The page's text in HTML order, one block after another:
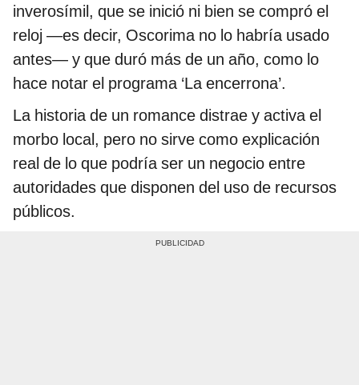
inverosímil, que se inició ni bien se compró el
reloj —es decir, Oscorima no lo habría usado
antes— y que duró más de un año, como lo
hace notar el programa ‘La encerrona’.
La historia de un romance distrae y activa el
morbo local, pero no sirve como explicación
real de lo que podría ser un negocio entre
autoridades que disponen del uso de recursos
públicos.